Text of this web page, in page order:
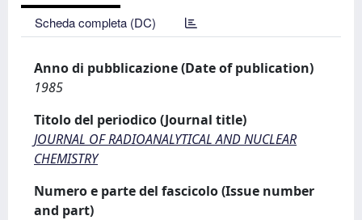
Scheda completa (DC)
Anno di pubblicazione (Date of publication)
1985
Titolo del periodico (Journal title)
JOURNAL OF RADIOANALYTICAL AND NUCLEAR
CHEMISTRY
Numero e parte del fascicolo (Issue number
and part)